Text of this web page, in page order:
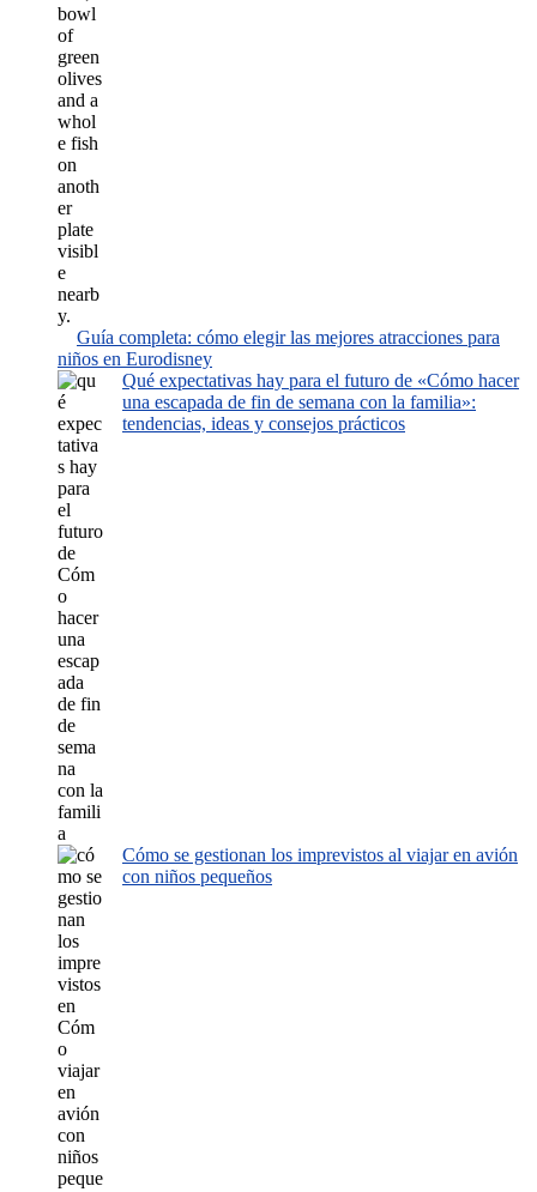
Guía completa: cómo elegir las mejores atracciones para
niños en Eurodisney
Qué expectativas hay para el futuro de «Cómo hacer
una escapada de fin de semana con la familia»:
tendencias, ideas y consejos prácticos
Cómo se gestionan los imprevistos al viajar en avión
con niños pequeños